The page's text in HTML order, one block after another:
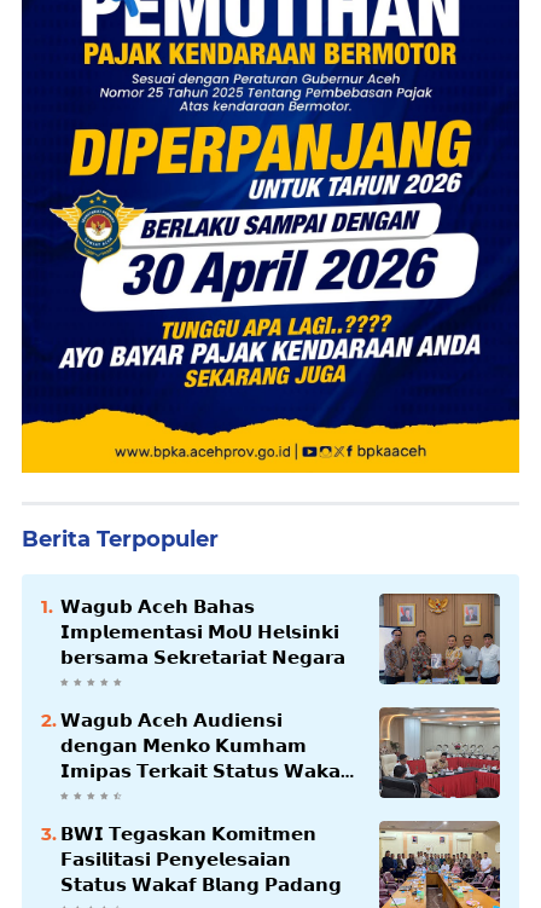
Berita Terpopuler
𝗪𝗮𝗴𝘂𝗯 𝗔𝗰𝗲𝗵 𝗕𝗮𝗵𝗮𝘀
𝗜𝗺𝗽𝗹𝗲𝗺𝗲𝗻𝘁𝗮𝘀𝗶 𝗠𝗼𝗨 𝗛𝗲𝗹𝘀𝗶𝗻𝗸𝗶
𝗯𝗲𝗿𝘀𝗮𝗺𝗮 𝗦𝗲𝗸𝗿𝗲𝘁𝗮𝗿𝗶𝗮𝘁 𝗡𝗲𝗴𝗮𝗿𝗮
𝗪𝗮𝗴𝘂𝗯 𝗔𝗰𝗲𝗵 𝗔𝘂𝗱𝗶𝗲𝗻𝘀𝗶
𝗱𝗲𝗻𝗴𝗮𝗻 𝗠𝗲𝗻𝗸𝗼 𝗞𝘂𝗺𝗵𝗮𝗺
𝗜𝗺𝗶𝗽𝗮𝘀 𝗧𝗲𝗿𝗸𝗮𝗶𝘁 𝗦𝘁𝗮𝘁𝘂𝘀 𝗪𝗮𝗸𝗮𝗳
𝗕𝗹𝗮𝗻𝗴𝗽𝗮𝗱𝗮𝗻𝗴
𝗕𝗪𝗜 𝗧𝗲𝗴𝗮𝘀𝗸𝗮𝗻 𝗞𝗼𝗺𝗶𝘁𝗺𝗲𝗻
𝗙𝗮𝘀𝗶𝗹𝗶𝘁𝗮𝘀𝗶 𝗣𝗲𝗻𝘆𝗲𝗹𝗲𝘀𝗮𝗶𝗮𝗻
𝗦𝘁𝗮𝘁𝘂𝘀 𝗪𝗮𝗸𝗮𝗳 𝗕𝗹𝗮𝗻𝗴 𝗣𝗮𝗱𝗮𝗻𝗴